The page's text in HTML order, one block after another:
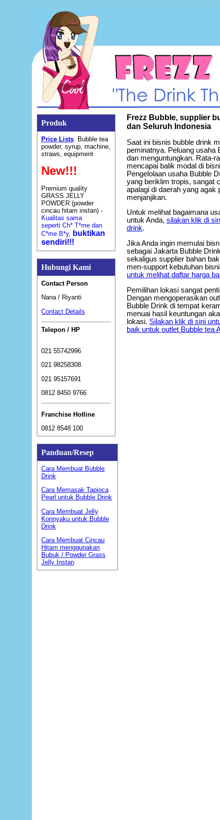
Produk
Price Lists Bubble tea
powder, syrup, machine,
straws, equipment
New!!!
Premium quality
GRASS JELLY
POWDER (powder
cincau hitam instan) -
Kualitas sama
seperti Ch* T*me dan
C*me B*y,
buktikan
sendiri!!!
Hubungi Kami
Contact Person
Nana / Riyanti
Contact Details
Telepon / HP
021 55742996
021 98258308
021 95157691
0812 8450 9766
Franchise Hotline
0812 8548 100
Panduan/Resep
Cara Membuat Bubble
Drink
Cara Memasak Tapioca
Pearl untuk Bubble Drink
Cara Membuat Jelly
Konnyaku untuk Bubble
Drink
Cara Membuat Cincau
Hitam menggunakan
Bubuk / Powder Grass
Jelly Instan
Frezz Bubble, supplier
dan Seluruh Indonesia
Saat ini bisnis bubble drink
peminatnya. Peluang usaha
dan menguntungkan. Rata-
mencapai balik modal di
Pengelolaan usaha Bubble
yang beriklim tropis, sangat
apalagi di daerah yang agak
menjanjikan.
Untuk melihat bagaimana
untuk Anda, silakan klik di
drink.
Jika Anda ingin memulai
sebagai Jakarta Bubble
sekaligus supplier bahan
men-support kebutuhan
untuk melihat daftar harga
Pemilihan lokasi sangat
Dengan mengoperasikan
Bubble Drink di tempat
menuai hasil keuntungan
lokasi. Silakan klik di sini
baik untuk outlet Bubble tea